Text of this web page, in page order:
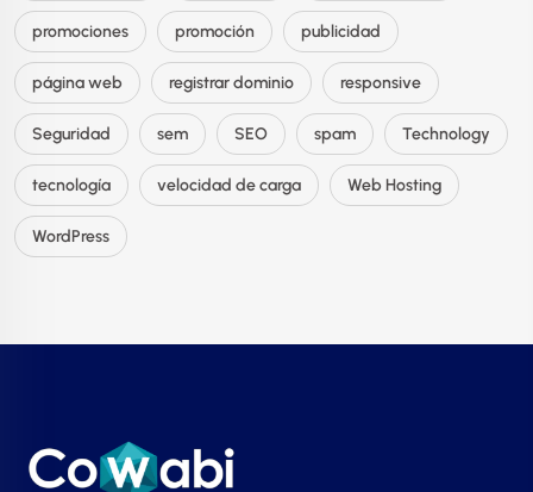
promociones promoción publicidad
página web registrar dominio responsive
Seguridad sem SEO spam Technology
tecnología velocidad de carga Web Hosting
WordPress